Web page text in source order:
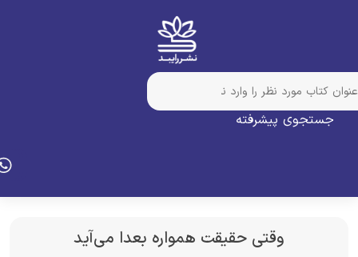
جستجوی پیشرفته
وقتی حقیقت همواره بعدا می‌آید